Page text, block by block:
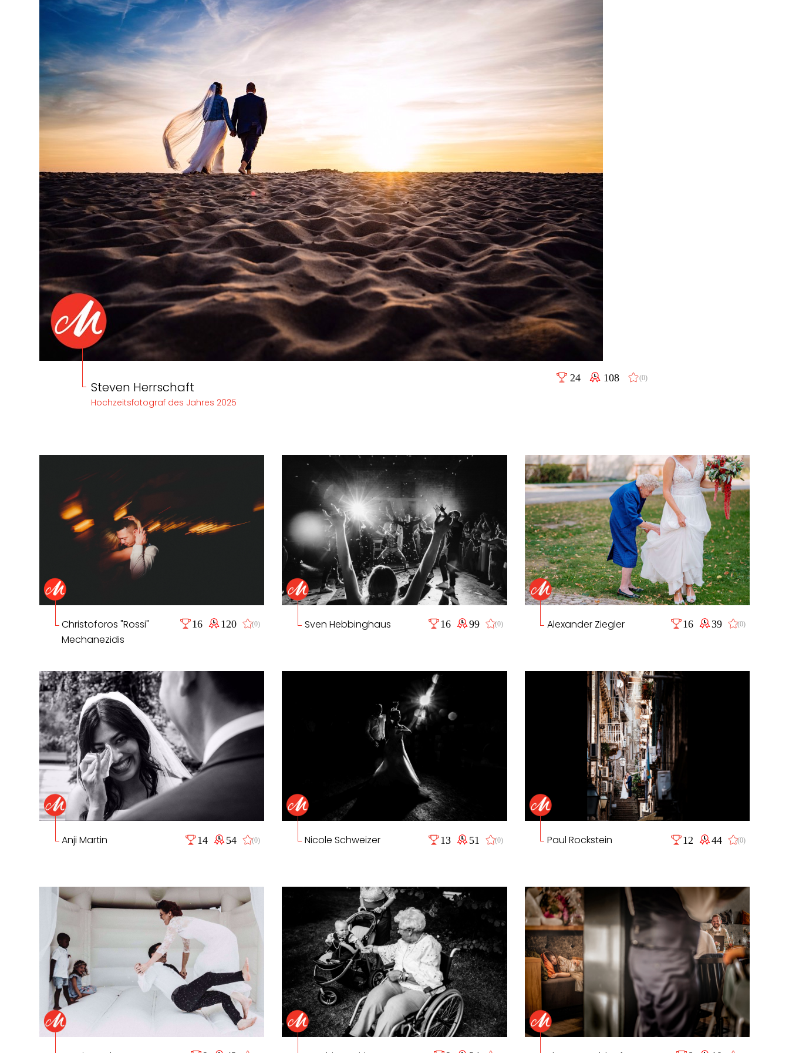
Steven Herrschaft
24 108 (0)
Hochzeitsfotograf des Jahres 2025
Christoforos "Rossi"
Mechanezidis
16 120 (0) Sven Hebbinghaus 16 99 (0) Alexander Ziegler 16 39 (0)
Anji Martin 14 54 (0) Nicole Schweizer 13 51 (0) Paul Rockstein 12 44 (0)